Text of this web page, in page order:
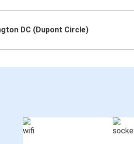
DC (Dupont Circle)